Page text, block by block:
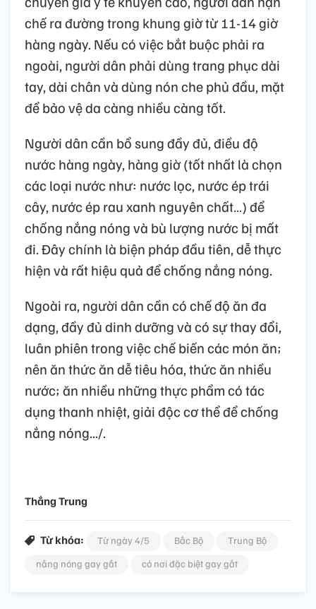
chế ra đường trong khung giờ từ 11-14 giờ
hàng ngày. Nếu có việc bắt buộc phải ra
ngoài, người dân phải dùng trang phục dài
tay, dài chân và dùng nón che phủ đầu, mặt
để bảo vệ da càng nhiều càng tốt.
Người dân cần bổ sung đầy đủ, điều độ
nước hàng ngày, hàng giờ (tốt nhất là chọn
các loại nước như: nước lọc, nước ép trái
cây, nước ép rau xanh nguyên chất…) để
chống nắng nóng và bù lượng nước bị mất
đi. Đây chính là biện pháp đầu tiên, dễ thực
hiện và rất hiệu quả để chống nắng nóng.
Ngoài ra, người dân cần có chế độ ăn đa
dạng, đầy đủ dinh dưỡng và có sự thay đổi,
luân phiên trong việc chế biến các món ăn;
nên ăn thức ăn dễ tiêu hóa, thức ăn nhiều
nước; ăn nhiều những thực phẩm có tác
dụng thanh nhiệt, giải độc cơ thể để chống
nắng nóng.../.
Thắng Trung
Từ khóa: Từ ngày 4/5 Bắc Bộ
Trung Bộ
nắng nóng gay gắt
có nơi đặc biệt gay gắt